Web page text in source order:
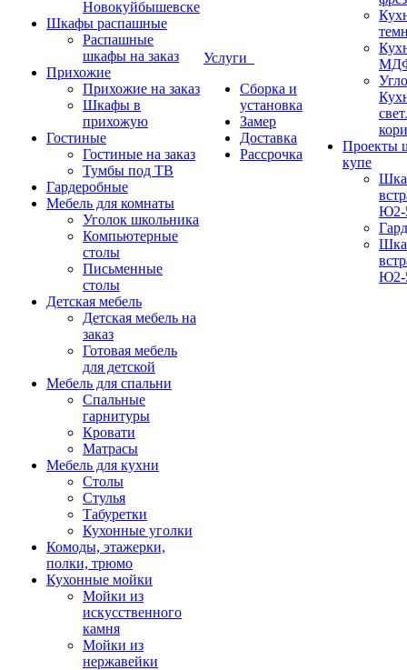
Новокуйбышевске
Шкафы распашные
Распашные
шкафы на заказ
Прихожие
Прихожие на заказ
Шкафы в
прихожую
Гостиные
Гостиные на заказ
Тумбы под ТВ
Гардеробные
Мебель для комнаты
Уголок школьника
Компьютерные
столы
Письменные
столы
Детская мебель
Детская мебель на
заказ
Готовая мебель
для детской
Мебель для спальни
Спальные
гарнитуры
Кровати
Матрасы
Мебель для кухни
Столы
Стулья
Табуретки
Кухонные уголки
Комоды, этажерки,
полки, трюмо
Кухонные мойки
Мойки из
искусственного
камня
Мойки из
нержавейки
Услуги
Сборка и
установка
Замер
Доставка
Рассрочка
МДФ
Проекты
купе
Ю2-
Ю2-